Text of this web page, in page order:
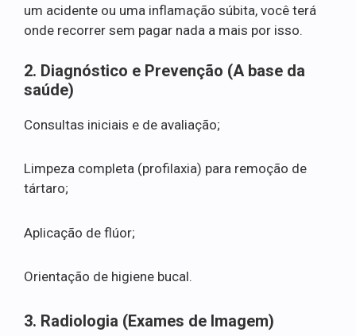
um acidente ou uma inflamação súbita, você terá
onde recorrer sem pagar nada a mais por isso.
2. Diagnóstico e Prevenção (A base da
saúde)
Consultas iniciais e de avaliação;
Limpeza completa (profilaxia) para remoção de
tártaro;
Aplicação de flúor;
Orientação de higiene bucal.
3. Radiologia (Exames de Imagem)